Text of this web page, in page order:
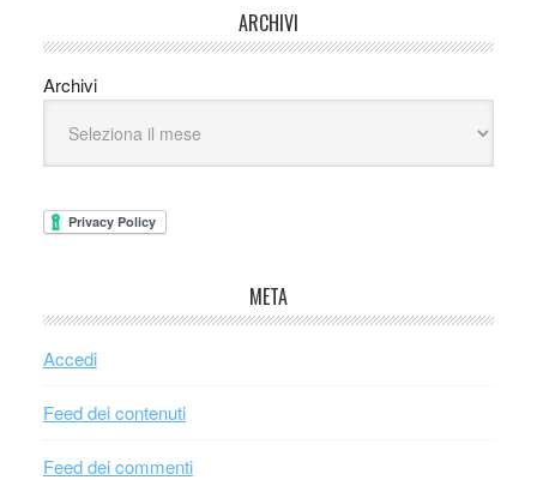
ARCHIVI
Archivi
META
Accedi
Feed dei contenuti
Feed dei commenti